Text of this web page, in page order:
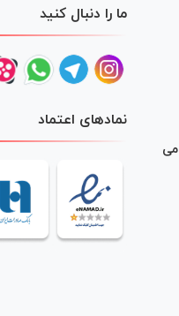
ما را دنبال کنید
نمادهای اعتماد